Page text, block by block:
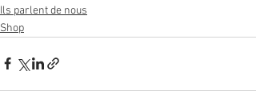
Ils parlent de nous
Shop